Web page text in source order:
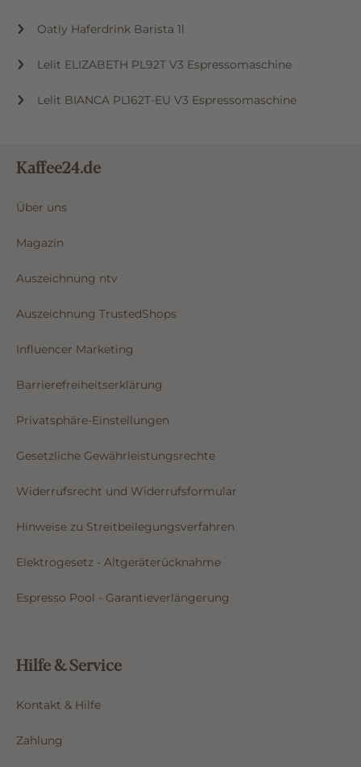
Oatly Haferdrink Barista 1l
Lelit ELIZABETH PL92T V3 Espressomaschine
Lelit BIANCA PL162T-EU V3 Espressomaschine
Kaffee24.de
Über uns
Magazin
Auszeichnung ntv
Auszeichnung TrustedShops
Influencer Marketing
Barrierefreiheitserklärung
Privatsphäre-Einstellungen
Gesetzliche Gewährleistungsrechte
Widerrufsrecht und Widerrufsformular
Hinweise zu Streitbeilegungsverfahren
Elektrogesetz - Altgeräterücknahme
Espresso Pool - Garantieverlängerung
Hilfe & Service
Kontakt & Hilfe
Zahlung